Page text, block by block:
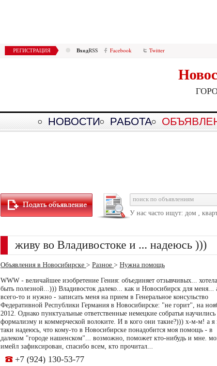
РЕГИСТРАЦИЯ ВходRSS Facebook Twitter
НОВОСТИ РАБОТА
У нас часто ищут: дом ,
живу во Владивостоке и ... надеюсь )))
Объявления в Новосибирске > Разное > Нужна помощь
WWW - величайшее изобретение Гения: объединяет отзывчивых...
быть полезной...))) Владивосток далеко... как и Новосибирск для меня...
всего-то и нужно - записать меня на прием в Генеральное консульство
Федеративной Республики Германия в Новосибирске: "не горит", на
2012. Однако пунктуальные ответственные немецкие собратья научились
формализму и коммерческой волоките. И в кого они такие?))) х-м-м! а я
таки надеюсь, что кому-то в Новосибирске понадобится моя помощь - в
далеком "городе нашенском"... возможно, поможет кто-нибудь и мне.
имейл зафиксирован, спасибо всем, кто прочитал...
+7 (924) 130-53-77